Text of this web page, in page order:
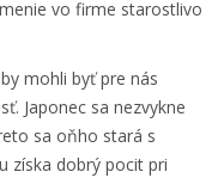
vo firme starostlivo
mohli byť pre nás
Japonec sa nezvykne
sa oňho stará s
získa dobrý pocit pri